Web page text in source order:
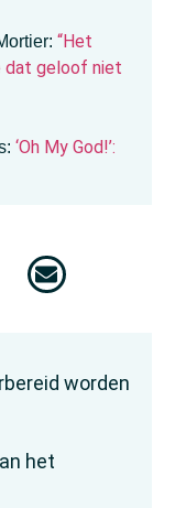
“Het
dat geloof niet
‘Oh My God!’:
worden
het